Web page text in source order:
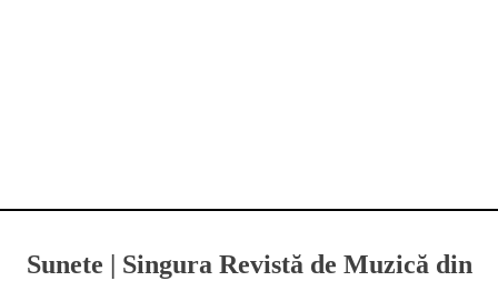
Sunete | Singura Revistă de Muzică din